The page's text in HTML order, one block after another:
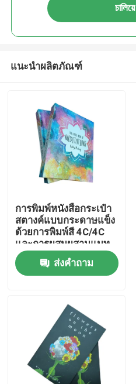
บ้าน
สินค้า
เกี่ยวกับเรา
ทรัพยากร
চালিয়ে
แนะนำผลิตภัณฑ์
การพิมพ์หนังสือกระเป๋า
สตางค์แบบกระดาษแข็ง
ด้วยการพิมพ์สี 4C/4C
และการผสมผสานแมท
ส่งคำถาม